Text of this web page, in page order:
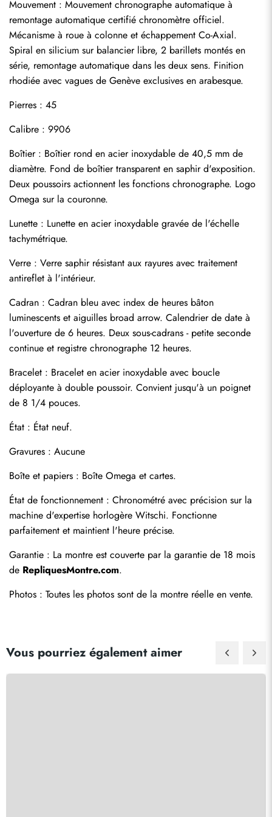
Mouvement : Mouvement chronographe automatique à
remontage automatique certifié chronomètre officiel.
Mécanisme à roue à colonne et échappement Co-Axial.
Spiral en silicium sur balancier libre, 2 barillets montés en
série, remontage automatique dans les deux sens. Finition
rhodiée avec vagues de Genève exclusives en arabesque.
Pierres : 45
Calibre : 9906
Boîtier : Boîtier rond en acier inoxydable de 40,5 mm de
diamètre. Fond de boîtier transparent en saphir d'exposition.
Deux poussoirs actionnent les fonctions chronographe. Logo
Omega sur la couronne.
Lunette : Lunette en acier inoxydable gravée de l'échelle
tachymétrique.
Verre : Verre saphir résistant aux rayures avec traitement
antireflet à l'intérieur.
Cadran : Cadran bleu avec index de heures bâton
luminescents et aiguilles broad arrow. Calendrier de date à
l'ouverture de 6 heures. Deux sous-cadrans - petite seconde
continue et registre chronographe 12 heures.
Bracelet : Bracelet en acier inoxydable avec boucle
déployante à double poussoir. Convient jusqu'à un poignet
de 8 1/4 pouces.
État : État neuf.
Gravures : Aucune
Boîte et papiers : Boîte Omega et cartes.
État de fonctionnement : Chronométré avec précision sur la
machine d'expertise horlogère Witschi. Fonctionne
parfaitement et maintient l'heure précise.
Garantie : La montre est couverte par la garantie de 18 mois
de RepliquesMontre.com.
Photos : Toutes les photos sont de la montre réelle en vente.
Vous pourriez également aimer
Envoyer